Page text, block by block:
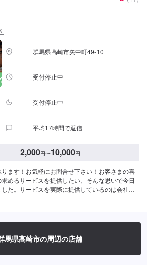
業開始【4】仕上がり次第納車《パーツの持ち込
ださい。《代車について》お車をお預かりして
代車を無料でご用意しております。詳しくはお
。※ガソリン代はお客様にご負担いただきます。
：第二水曜日営業時間：8:30~19:00
群馬県高崎市矢中町49-10
受付停止中
受付停止中
平均17時間で返信
2,000円〜10,000円
ます！お気軽にお問合せ下さい！お客さまの喜
めるサービスを提供したい、そんな思いで今日
た。サービスを実際に提供しているのは会社を
もお任せ下さい！-----------------------------------------
問い合わせ【2】お見積り【3】お見積りにご納
納期は前後する場合がございます。予め、ご了
馬県高崎市の周辺の店舗